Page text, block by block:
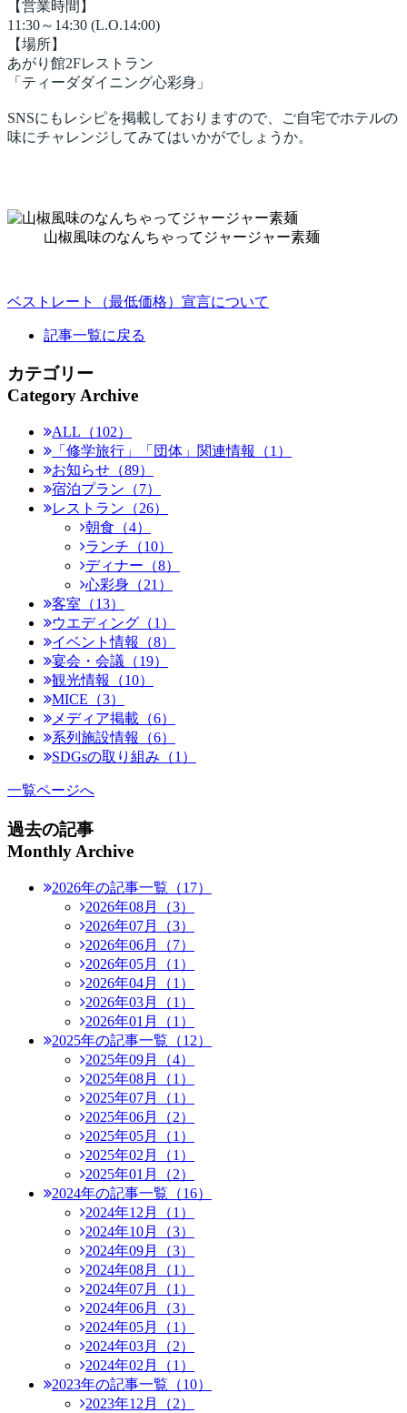
【営業時間】
11:30～14:30 (L.O.14:00)
【場所】
あがり館2Fレストラン
「ティーダダイニング心彩身」
SNSにもレシピを掲載しておりますので、ご自宅でホテルの
味にチャレンジしてみてはいかがでしょうか。
山椒風味のなんちゃってジャージャー素麺
ベストレート（最低価格）宣言について
記事一覧に戻る
カテゴリー
Category Archive
ALL（102）
「修学旅行」「団体」関連情報（1）
お知らせ（89）
宿泊プラン（7）
レストラン（26）
朝食（4）
ランチ（10）
ディナー（8）
心彩身（21）
客室（13）
ウエディング（1）
イベント情報（8）
宴会・会議（19）
観光情報（10）
MICE（3）
メディア掲載（6）
系列施設情報（6）
SDGsの取り組み（1）
一覧ページへ
過去の記事
Monthly Archive
2026年の記事一覧（17）
2026年08月（3）
2026年07月（3）
2026年06月（7）
2026年05月（1）
2026年04月（1）
2026年03月（1）
2026年01月（1）
2025年の記事一覧（12）
2025年09月（4）
2025年08月（1）
2025年07月（1）
2025年06月（2）
2025年05月（1）
2025年02月（1）
2025年01月（2）
2024年の記事一覧（16）
2024年12月（1）
2024年10月（3）
2024年09月（3）
2024年08月（1）
2024年07月（1）
2024年06月（3）
2024年05月（1）
2024年03月（2）
2024年02月（1）
2023年の記事一覧（10）
2023年12月（2）